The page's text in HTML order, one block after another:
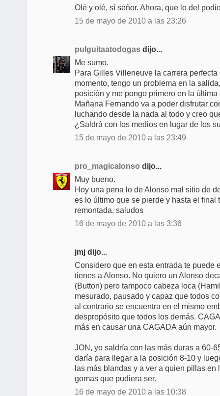
Olé y olé, sí señor. Ahora, que lo del
15 de mayo de 2010 a las 23:26
pulguitaatodogas dijo...
Me sumo.
Para Gilles Villeneuve la carrera
momento, tengo un problema en la
posición y me pongo primero en la última
Mañana Fernando va a poder disfrutar
luchando desde la nada al todo y creo
¿Saldrá con los medios en lugar de los
15 de mayo de 2010 a las 23:49
pro_magicalonso dijo...
Muy bueno.
Hoy una pena lo de Alonso mal sitio de
es lo último que se pierde y hasta el final
remontada. saludos
16 de mayo de 2010 a las 3:36
jmj dijo...
Considero que en esta entrada te puede
tienes a Alonso. No quiero un Alonso
(Button) pero tampoco cabeza loca
mesurado, pausado y capaz que todos
al contrario se encuentra en el mismo
despropósito que todos los demás.
más en causar una CAGADA aún mayor.
JON, yo saldría con las más duras a 60-
daría para llegar a la posición 8-10 y
las más blandas y a ver a quien pillas
gomas que pudiera ser.
16 de mayo de 2010 a las 10:38